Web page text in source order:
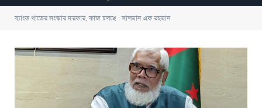
ব্যাংক খাতের সংস্কার দরকার, কাজ চলছে : সালমান এফ রহমান